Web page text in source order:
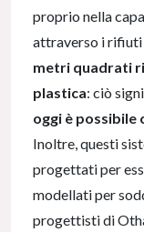
proprio nella
attraverso i rifiuti
metri quadrati
plastica: ciò
oggi è possibile
Inoltre, questi
progettati per
modellati per
progettisti di